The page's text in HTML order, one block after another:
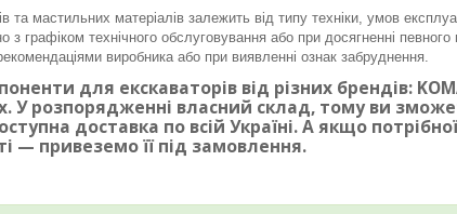
та мастильних матеріалів залежить від типу техніки, умов
з графіком технічного обслуговування або при досягненні
виробника або при виявленні ознак забруднення.
для екскаваторів від різних брендів:
У розпорядженні власний склад, тому ви
доставка по всій Україні. А якщо
— привеземо її під замовлення.